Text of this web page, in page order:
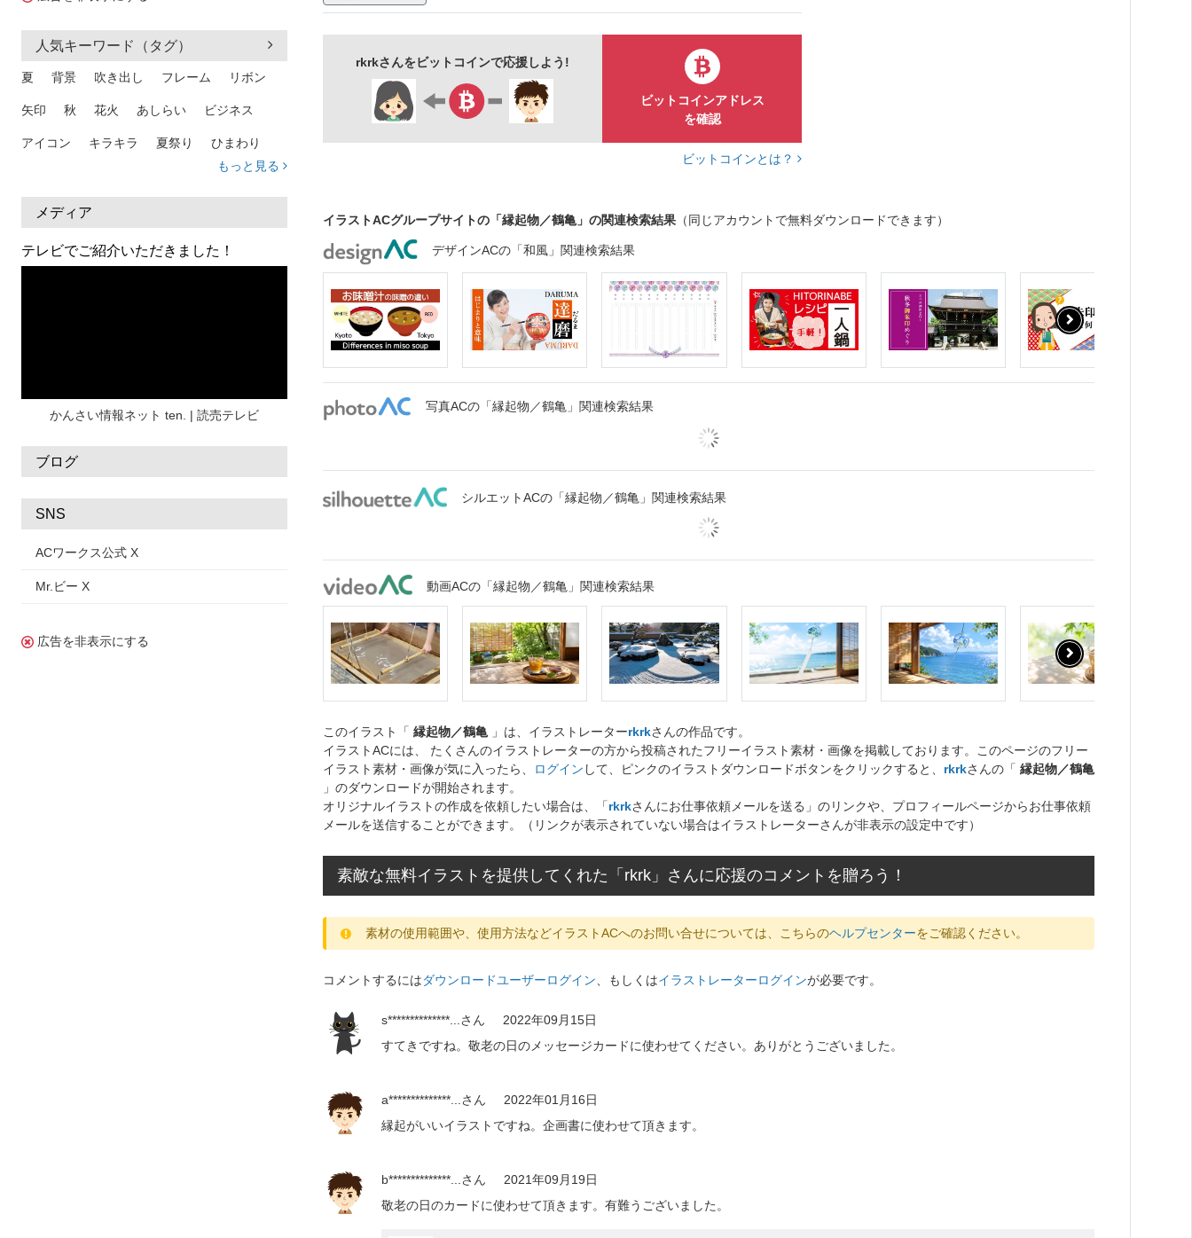
人気キーワード（タグ）
夏 背景 吹き出し フレーム リボン
矢印 秋 花火 あしらい ビジネス
アイコン キラキラ 夏祭り ひまわり
熱中症
人物 暑中見舞い
日本地図 海
もっと見る
メディア
テレビでご紹介いただきました！
かんさい情報ネット ten. | 読売テレビ
ブログ
SNS
ACワークス公式 X
Mr.ビー X
広告を非表示にする
敬老の日 七五三 千歳飴 成人式 桃の節句 お宮参り 縁起
還暦 お祝い 丹頂鶴 長寿亀 シンボル
判子 シルエット 水彩画
rkrkさんをビットコインで応援しよう!
ビットコインアドレス
を確認
ビットコインとは？
イラストACグループサイトの「縁起物／鶴亀」の関連検索結果 （同じアカウントで無料ダウンロードできます）
デザインACの「和風」関連検索結果
写真ACの「縁起物／鶴亀」関連検索結果
シルエットACの「縁起物／鶴亀」関連検索結果
動画ACの「縁起物／鶴亀」関連検索結果
このイラスト「 縁起物／鶴亀」は、イラストレーターrkrkさんの作品です。
イラストACには、 たくさんのイラストレーターの方から投稿されたフリーイラスト素材・画像を掲載しております。このページのフリー
イラスト素材・画像が気に入ったら、
ログイン して、ピンクのイラストダウンロードボタンをクリックすると、 rkrkさんの「 縁起物／鶴亀
」のダウンロードが開始されます。
オリジナルイラストの作成を依頼したい場合は、「rkrkさんにお仕事依頼メールを送る」のリンクや、プロフィールページからお仕事依頼
メールを送信することができます。（リンクが表示されていない場合はイラストレーターさんが非表示の設定中です）
素敵な無料イラストを提供してくれた「rkrk」さんに応援のコメントを贈ろう！
素材の使用範囲や、使用方法などイラストACへのお問い合せについては、こちらのヘルプセンターをご確認ください。
コメントするにはダウンロードユーザーログイン、もしくはイラストレーターログインが必要です。
s**************...さん
2022年09月15日
すてきですね。敬老の日のメッセージカードに使わせてください。ありがとうございました。
a**************...さん
2022年01月16日
縁起がいいイラストですね。企画書に使わせて頂きます。
b**************...さん
2021年09月19日
敬老の日のカードに使わせて頂きます。有難うございました。